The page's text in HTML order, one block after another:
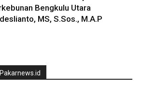
Bengkulu Utara
MS, S.Sos., M.A.P